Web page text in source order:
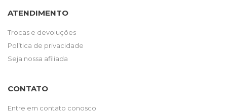
ATENDIMENTO
Trocas e devoluções
Política de privacidade
Seja nossa afiliada
CONTATO
Entre em contato conosco